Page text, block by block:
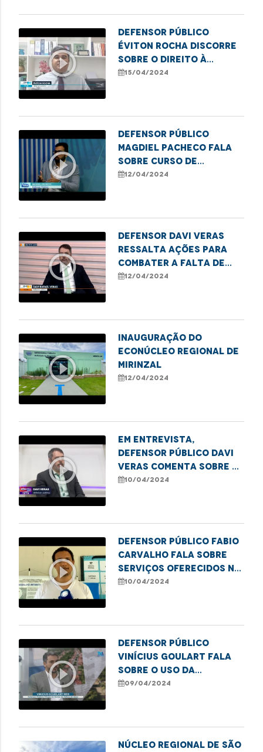
play_circle_outline
Defensor público
Éviton Rocha discorre
sobre o direito à
moradia e insegurança
15/04/2024
play_circle_outline
Defensor público
Magdiel Pacheco fala
sobre curso de
formação de
12/04/2024
play_circle_outline
Defensor Davi Veras
ressalta ações para
combater a falta de
vagas nas escolas
12/04/2024
play_circle_outline
Inauguração do
Econúcleo Regional de
Mirinzal
12/04/2024
play_circle_outline
Em entrevista,
defensor público Davi
Veras comenta sobre a
situação das escolas
10/04/2024
play_circle_outline
Defensor público Fabio
Carvalho fala sobre
serviços oferecidos na
campanha para emissão
10/04/2024
play_circle_outline
Defensor público
Vinícius Goulart fala
sobre o uso da
cannabis para fins
09/04/2024
Núcleo Regional de SÃO